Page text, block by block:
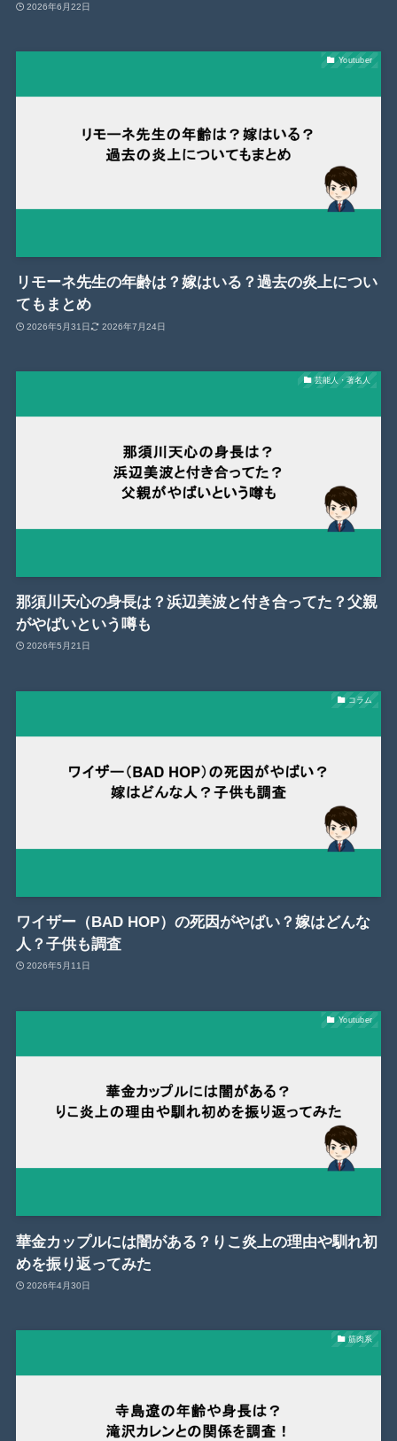
2026年6月22日
Youtuber
リモーネ先生の年齢は？嫁はいる？過去の炎上につい
てもまとめ
2026年5月31日 2026年7月24日
芸能人・著名人
那須川天心の身長は？浜辺美波と付き合ってた？父親
がやばいという噂も
2026年5月21日
コラム
ワイザー（BAD HOP）の死因がやばい？嫁はどんな
人？子供も調査
2026年5月11日
Youtuber
華金カップルには闇がある？りこ炎上の理由や馴れ初
めを振り返ってみた
2026年4月30日
筋肉系